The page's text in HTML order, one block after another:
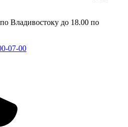
Владивостоку до 18.00 по
07-00